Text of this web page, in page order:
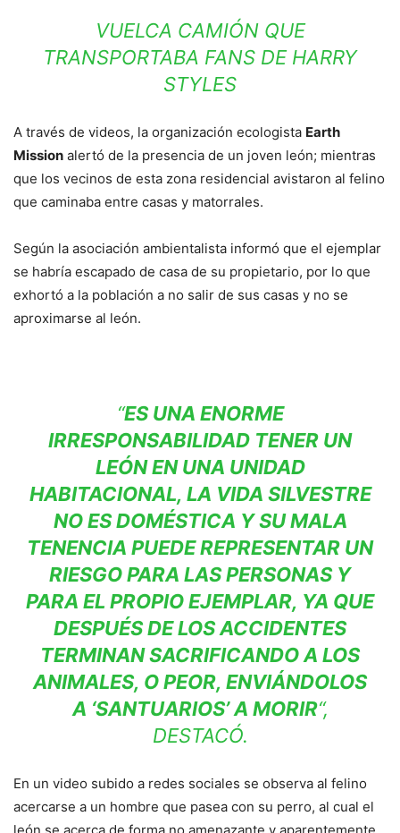
VUELCA CAMIÓN QUE
TRANSPORTABA FANS DE HARRY
STYLES
A través de videos, la organización ecologista Earth
Mission alertó de la presencia de un joven león; mientras
que los vecinos de esta zona residencial avistaron al felino
que caminaba entre casas y matorrales.
Según la asociación ambientalista informó que el ejemplar
se habría escapado de casa de su propietario, por lo que
exhortó a la población a no salir de sus casas y no se
aproximarse al león.
“ES UNA ENORME
IRRESPONSABILIDAD TENER UN
LEÓN EN UNA UNIDAD
HABITACIONAL, LA VIDA SILVESTRE
NO ES DOMÉSTICA Y SU MALA
TENENCIA PUEDE REPRESENTAR UN
RIESGO PARA LAS PERSONAS Y
PARA EL PROPIO EJEMPLAR, YA QUE
DESPUÉS DE LOS ACCIDENTES
TERMINAN SACRIFICANDO A LOS
ANIMALES, O PEOR, ENVIÁNDOLOS
A ‘SANTUARIOS’ A MORIR“,
DESTACÓ.
En un video subido a redes sociales se observa al felino
acercarse a un hombre que pasea con su perro, al cual el